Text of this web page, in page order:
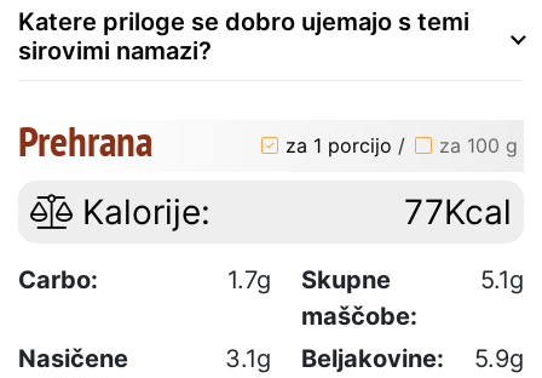
Katere priloge se dobro ujemajo s temi
sirovimi namazi?
Prehrana za 1 porcijo / za 100 g
Kalorije: 77Kcal
Carbo: 1.7g
Skupne
maščobe:
5.1g
Nasičene
3.1g Beljakovine: 5.9g